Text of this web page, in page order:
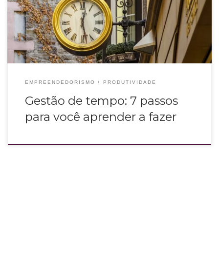
segmento do seu negócio, o seu dia sempre terá 24 horas.
EMPREENDEDORISMO PRODUTIVIDADE
Gestão de tempo: 7 passos
para você aprender a fazer